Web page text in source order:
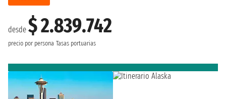
desde $ 2.839.742
precio por persona Tasas portuarias